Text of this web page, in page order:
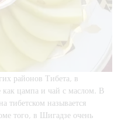
районов Тибета, в
как цампа и чай с маслом. В
тибетском называется
того, в Шигадзе очень